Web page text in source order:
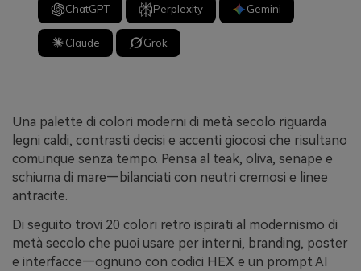
ChatGPT Perplexity Gemini
Claude Grok
Una palette di colori moderni di metà secolo riguarda
legni caldi, contrasti decisi e accenti giocosi che risultano
comunque senza tempo. Pensa al teak, oliva, senape e
schiuma di mare—bilanciati con neutri cremosi e linee
antracite.
Di seguito trovi 20 colori retro ispirati al modernismo di
metà secolo che puoi usare per interni, branding, poster
e interfacce—ognuno con codici HEX e un prompt AI